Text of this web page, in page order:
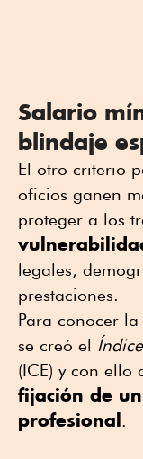
Salario
blindaje
El otro criterio
oficios ganen
proteger a los
legales,
prestaciones.
Para conocer
se creó el
(ICE) y con
fijación de
profesional .